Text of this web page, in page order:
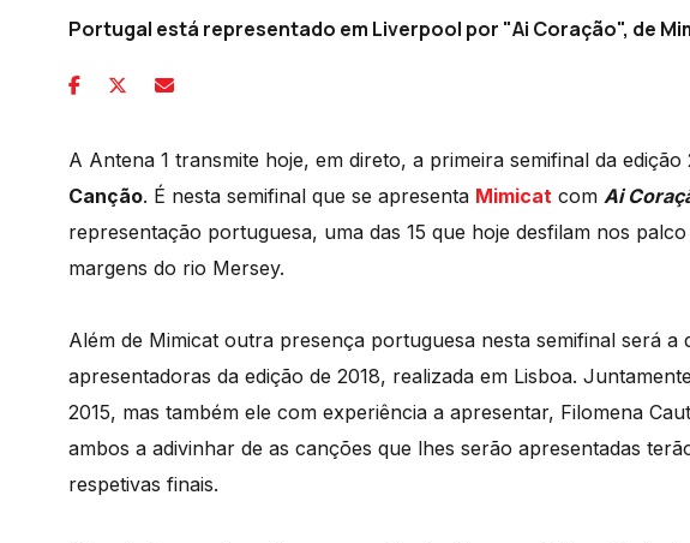
Portugal está representado em Liverpool por "Ai Coração", de
A Antena 1 transmite hoje, em direto, a primeira semifinal da edição
Canção. É nesta semifinal que se apresenta Mimicat com Ai
representação portuguesa, uma das 15 que hoje desfilam nos
margens do rio Mersey.
Além de Mimicat outra presença portuguesa nesta semifinal será a
apresentadoras da edição de 2018, realizada em Lisboa.
2015, mas também ele com experiência a apresentar, Filomena
ambos a adivinhar de as canções que lhes serão apresentadas
respetivas finais.